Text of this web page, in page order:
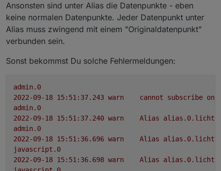
jetzte erstelle ich mir im Alias die notwenidgen DP,
damit ich von dort aus alles an einem zentralen Punkt
habe
ab hier beginnt mein Kopfkopten:
mir fehlen mir Infos aus dem "INFO" DP der das json
jetzt nehme ich node red (Dank Dir) und baue mir mir
die DP der Info Json Struktur nach 0.userdata.mqtt
ja dort zusammen haben.
Also erstelle ich einen Alias die auf 0.userdata.mqtt
Warum die DP nicht gleich im Alias Ordner anlegen??
Ansonsten sind unter Alias die Datenpunkte - eben
keine normalen Datenpunkte. Jeder Datenpunkt unter
Alias muss zwingend mit einem "Originaldatenpunkt"
verbunden sein.
Sonst bekommst Du solche Fehlermeldungen:
admin.0
warn cannot subscribe on
admin.0
warn Alias
admin.0
warn Alias
javascript.0
warn Alias